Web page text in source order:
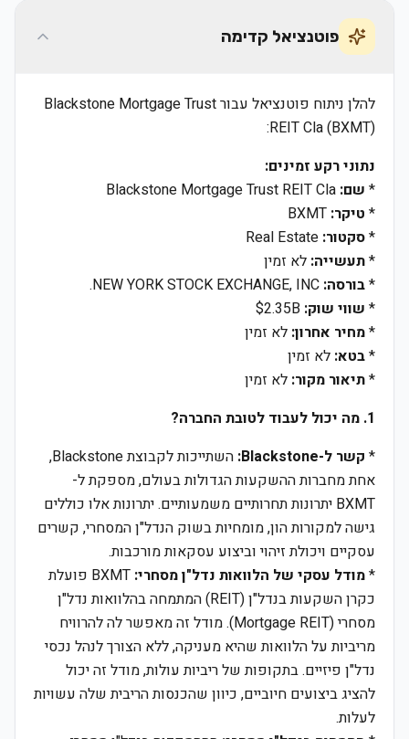
פוטנציאל קדימה
להלן ניתוח פוטנציאל עבור Blackstone Mortgage Trust
REIT Cla (BXMT):
נתוני רקע זמינים:
* שם:
* טיקר:
*סקטור:
*תעשייה: לא זמין
*בורסה:
* שווי שוק:
*מחיר אחרון: לא זמין
*בטא: לא זמין
*תיאור מקור: לא זמין
1. מה יכול לעבוד לטובת החברה?
* קשר ל-Blackstone:
השתייכות לקבוצת Blackstone,
אחת מחברות ההשקעות הגדולות בעולם, מספקת ל-
BXMT יתרונות תחרותיים משמעותיים. יתרונות אלו כוללים
גישה למקורות הון, מומחיות בשוק הנדל"ן המסחרי, קשרים
עסקיים ויכולת זיהוי וביצוע עסקאות מורכבות.
*מודל עסקי של הלוואות נדל"ן מסחרי:
BXMT פועלת
כקרן השקעות בנדל"ן (REIT) המתמחה בהלוואות נדל"ן
מסחרי (Mortgage REIT). מודל זה מאפשר לה להרוויח
מריביות על הלוואות שהיא מעניקה, ללא הצורך לנהל נכסי
נדל"ן פיזיים. בתקופות של ריביות עולות, מודל זה יכול
להציג ביצועים חיוביים, כיוון שהכנסות הריבית שלה עשויות
לעלות.